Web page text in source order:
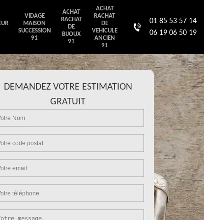
VIDAGE
MAISON
SUCCESSION
91
ACHAT
RACHAT
DE
BIJOUX
91
ACHAT
RACHAT
DE
VEHICULE
ANCIEN
91
01 85 53 57 14
06 19 06 50 19
DEMANDEZ VOTRE ESTIMATION
GRATUIT